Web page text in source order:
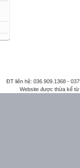
ĐT liên hệ: 036.909.1368 -
Website được thừa kế từ